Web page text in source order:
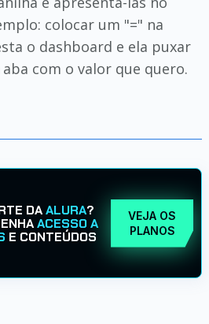
colocar um "=" na
o dashboard e ela puxar
com o valor que quero.
DAALURA?
ACESSO A
E CONTEÚDOS
VEJA OS
PLANOS